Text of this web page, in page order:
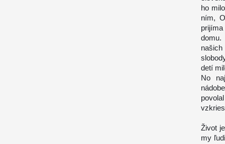
ho
ním,
domu.
detí
No
Život
my